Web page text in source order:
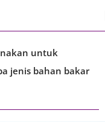
untuk
jenis bahan bakar